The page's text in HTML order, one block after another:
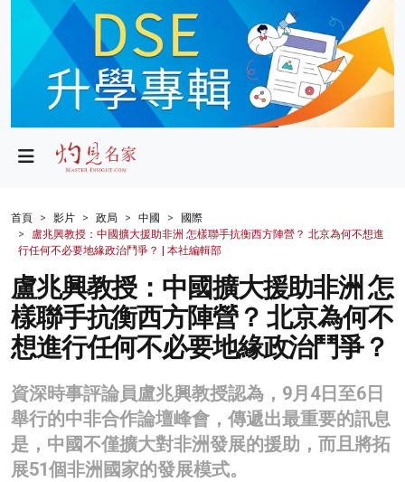
政局
財經
生活
健康
商業
科技
影片
名家榜
灼見活動
首頁 影片 政局 中國
國際
盧兆興教授：中國擴大援助非洲 怎樣聯手抗衡西方陣營？ 北京為何不想進
行任何不必要地緣政治鬥爭？ | 本社編輯部
盧兆興教授：中國擴大援助非洲 怎
樣聯手抗衡西方陣營？ 北京為何不
想進行任何不必要地緣政治鬥爭？
資深時事評論員盧兆興教授認為，9月4日至6日
舉行的中非合作論壇峰會，傳遞出最重要的訊息
是，中國不僅擴大對非洲發展的援助，而且將拓
展51個非洲國家的發展模式。